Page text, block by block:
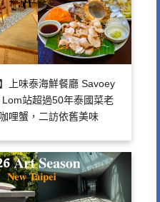
上味泰海鮮餐廳 Savoey
站超過50年泰國菜老
哩蟹，二訪依舊美味